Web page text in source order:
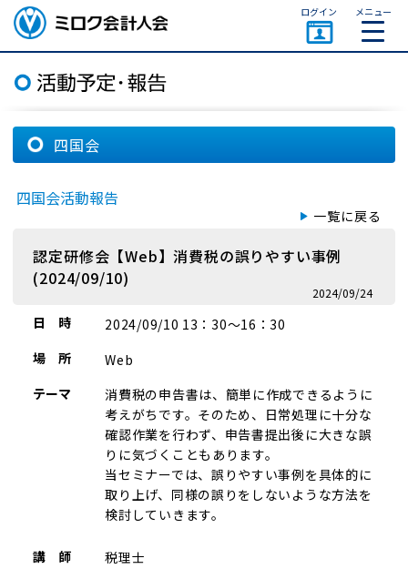
ミロク会計人会 MIROKU
ACCOUNTING PERSON
ASSOCIATION
ログイン メニュー
四国会
四国会活動報告
一覧に戻る
認定研修会【Web】消費税の誤りやすい事例
(2024/09/10)
2024/09/24
日 時
2024/09/10 13：30～16：30
場 所
Web
テーマ
消費税の申告書は、簡単に作成できるように
考えがちです。そのため、日常処理に十分な
確認作業を行わず、申告書提出後に大きな誤
りに気づくこともあります。
当セミナーでは、誤りやすい事例を具体的に
取り上げ、同様の誤りをしないような方法を
検討していきます。
講 師 税理士